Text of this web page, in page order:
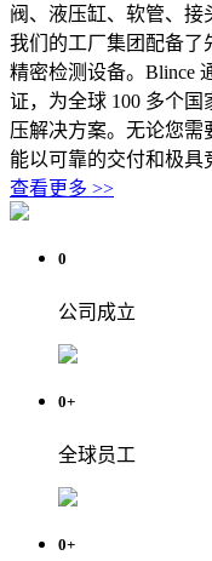
阀、液压缸、软管、接
我们的工厂集团配备了
精密检测设备。Blince
证，为全球 100 多个
压解决方案。无论您
能以可靠的交付和极具
查看更多 >>
0
公司成立
0+
全球员工
0+